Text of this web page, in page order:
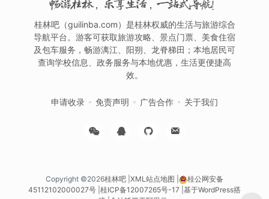
畅游桂林，乐享生活，一站式导航！
桂林吧（guilinba.com）是桂林权威的生活与旅游综合
导航平台。游客可获取旅游攻略、景点门票、美食住宿
及包车服务，畅游漓江、阳朔、龙脊梯田；本地居民可
查询学校信息、政务服务与本地优惠，生活更便捷高
效。
申请收录 免责声明 广告合作 关于我们
Copyright ©2026桂林吧 XML站点地图
桂公网安备
45112102000027号 桂ICP备12007265号-17 基于WordPress搭